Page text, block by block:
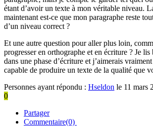
étant d’avoir un texte à mon véritable niveau.
maintenant est-ce que mon paragraphe reste
d’un niveau correct ?
Et une autre question pour aller plus loin,
progresser en orthographe et en écriture ? Je lis
dans une phase d’écriture et j’aimerais
capable de produire un texte de la qualité que
Personnes ayant répondu : Hseldon le 11 mars
0
Partager
Commentaire(0)